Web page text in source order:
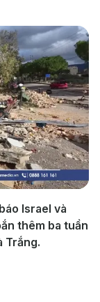
Israel và
thêm ba tuần
Trắng.